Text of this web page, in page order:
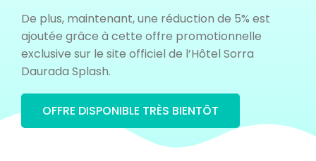
De plus, maintenant, une réduction de 5% est
ajoutée grâce à cette offre promotionnelle
exclusive sur le site officiel de l’Hôtel Sorra
Daurada Splash.
OFFRE DISPONIBLE TRÈS BIENTÔT